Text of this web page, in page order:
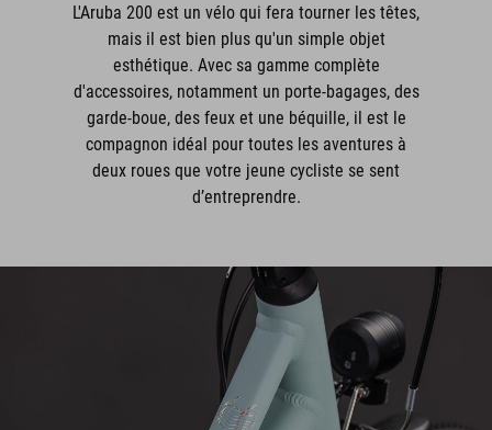
L'Aruba 200 est un vélo qui fera tourner les têtes,
mais il est bien plus qu'un simple objet
esthétique. Avec sa gamme complète
d'accessoires, notamment un porte-bagages, des
garde-boue, des feux et une béquille, il est le
compagnon idéal pour toutes les aventures à
deux roues que votre jeune cycliste se sent
d’entreprendre.